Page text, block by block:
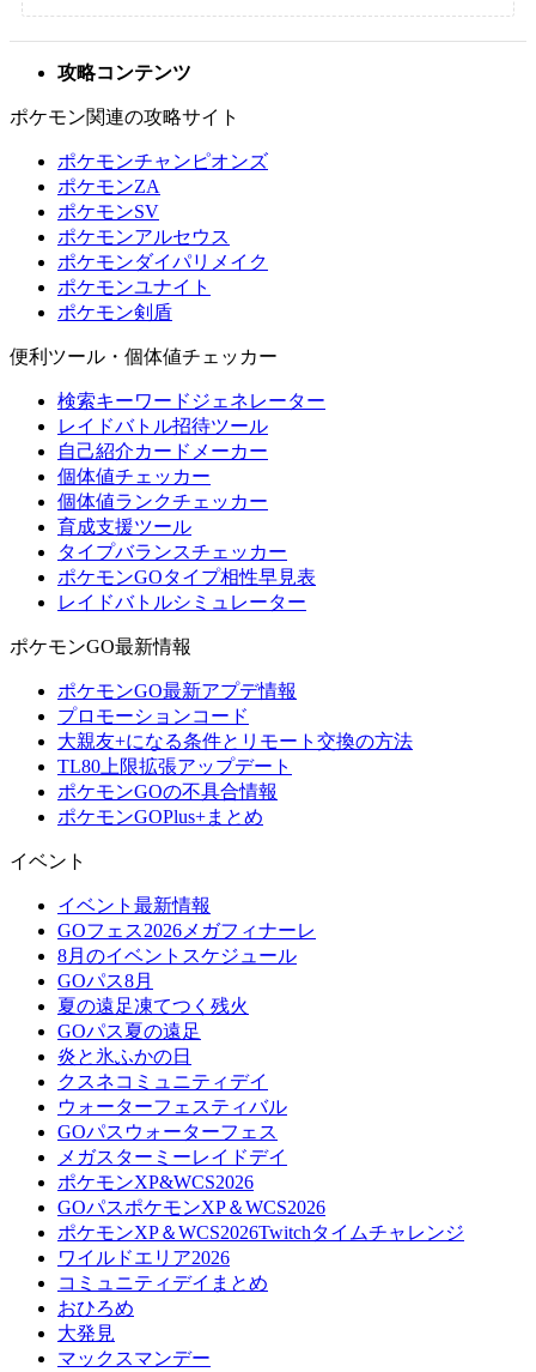
攻略コンテンツ
ポケモン関連の攻略サイト
ポケモンチャンピオンズ
ポケモンZA
ポケモンSV
ポケモンアルセウス
ポケモンダイパリメイク
ポケモンユナイト
ポケモン剣盾
便利ツール・個体値チェッカー
検索キーワードジェネレーター
レイドバトル招待ツール
自己紹介カードメーカー
個体値チェッカー
個体値ランクチェッカー
育成支援ツール
タイプバランスチェッカー
ポケモンGOタイプ相性早見表
レイドバトルシミュレーター
ポケモンGO最新情報
ポケモンGO最新アプデ情報
プロモーションコード
大親友+になる条件とリモート交換の方法
TL80上限拡張アップデート
ポケモンGOの不具合情報
ポケモンGOPlus+まとめ
イベント
イベント最新情報
GOフェス2026メガフィナーレ
8月のイベントスケジュール
GOパス8月
夏の遠足凍てつく残火
GOパス夏の遠足
炎と氷ふかの日
クスネコミュニティデイ
ウォーターフェスティバル
GOパスウォーターフェス
メガスターミーレイドデイ
ポケモンXP&WCS2026
GOパスポケモンXP＆WCS2026
ポケモンXP＆WCS2026Twitchタイムチャレンジ
ワイルドエリア2026
コミュニティデイまとめ
おひろめ
大発見
マックスマンデー